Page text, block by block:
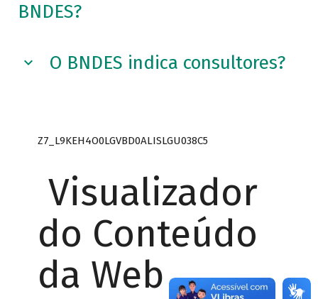
BNDES?
O BNDES indica consultores?
Z7_L9KEH4O0LGVBD0ALISLGU038C5
Visualizador
do Conteúdo
da Web